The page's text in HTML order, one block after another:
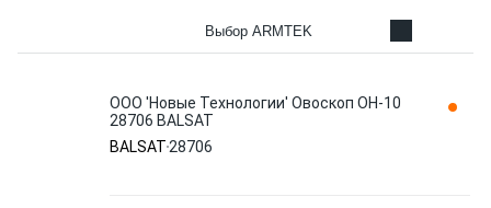
Выбор ARMTEK
ООО 'Новые Технологии' Овоскоп ОН-10
28706 BALSAT
BALSAT 28706